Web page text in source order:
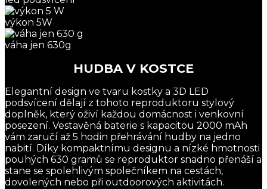
výkon 5W
váha jen 630g
HUDBA V KOSTCE
Elegantní design ve tvaru kostky a 3D LED
podsvícení dělají z tohoto reproduktoru stylový
doplněk, který oživí každou domácnost i venkovní
posezení. Vestavěná baterie s kapacitou 2000 mAh
vám zaručí až 5 hodin přehrávání hudby na jedno
nabití. Díky kompaktnímu designu a nízké hmotnosti
pouhých 630 gramů se reproduktor snadno přenáší a
stane se spolehlivým společníkem na cestách,
dovolených nebo při outdoorových aktivitách.